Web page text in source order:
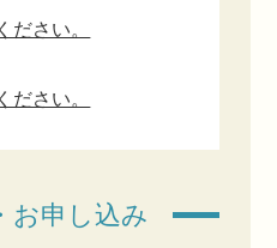
ださい。
ださい。
お申し込み